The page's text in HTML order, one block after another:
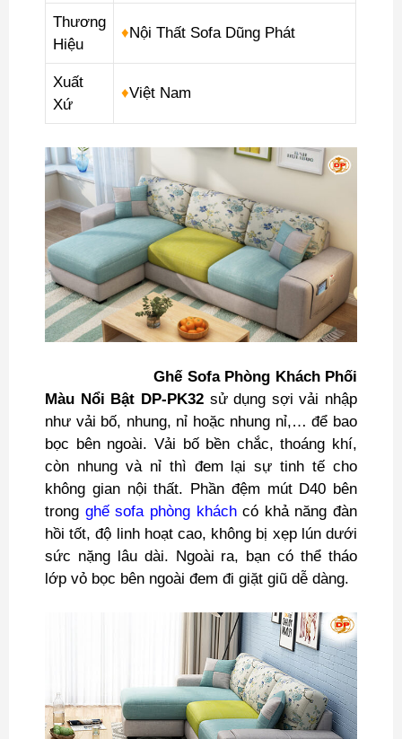
Thương
Hiệu
♦Nội Thất Sofa Dũng Phát
Xuất
Xứ
♦Việt Nam
Ghế Sofa Phòng Khách Phối
Màu Nổi Bật DP-PK32sử dụng sợi vải nhập
như vải bố, nhung, nỉ hoặc nhung nỉ,… để bao
bọc bên ngoài. Vải bố bền chắc, thoáng khí,
còn nhung và nỉ thì đem lại sự tinh tế cho
không gian nội thất. Phần đệm mút D40 bên
trong ghế sofa phòng kháchcó khả năng đàn
hồi tốt, độ linh hoạt cao, không bị xẹp lún dưới
sức nặng lâu dài. Ngoài ra, bạn có thể tháo
lớp vỏ bọc bên ngoài đem đi giặt giũ dễ dàng.